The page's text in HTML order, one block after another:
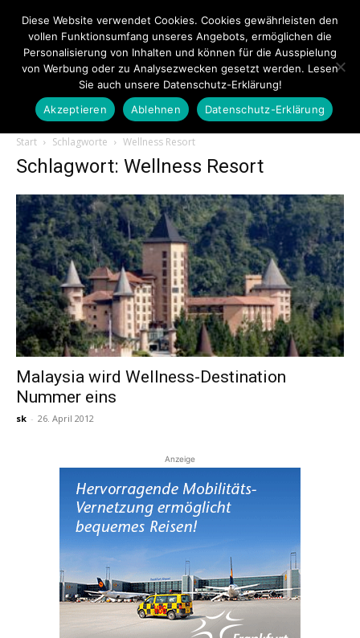
Touristiknews.de
Touristiknews
und
Start Schlagworte Wellness Resort
Schlagwort: Wellness Resort
Malaysia wird Wellness-Destination
Nummer eins
sk - 26. April 2012
Anzeige
Diese Website verwendet Cookies. Cookies gewährleisten den
vollen Funktionsumfang unseres Angebots, ermöglichen die
Personalisierung von Inhalten und können für die Ausspielung
von Werbung oder zu Analysezwecken gesetzt werden. Lesen
Sie auch unsere Datenschutz-Erklärung!
Akzeptieren
Ablehnen Datenschutz-Erklärung